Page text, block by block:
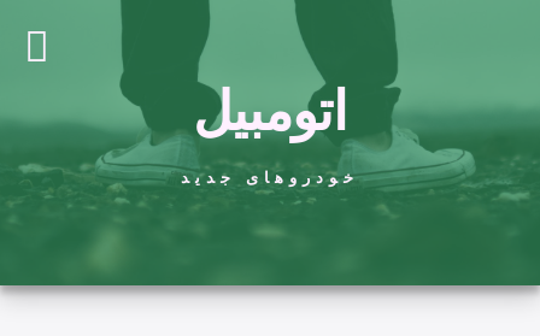
اتومبیل
خودروهای جدید